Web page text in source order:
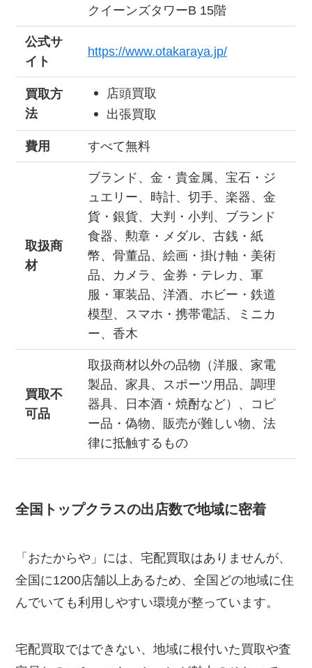
クイーンズタワーB 15階
公式サ
イト
https://www.otakaraya.jp/
買取方
法
店頭買取
出張買取
費用 すべて無料
取扱商
材
ブランド、金・貴金属、宝石・ジ
ュエリー、時計、切手、楽器、金
貨・銀貨、大判・小判、ブランド
食器、勲章・メダル、古銭・紙
幣、骨董品、絵画・掛け軸・美術
品、カメラ、金券・テレカ、軍
服・軍装品、洋酒、ホビー・鉄道
模型、スマホ・携帯電話、ミニカ
ー、香木
買取不
可品
取扱商材以外の品物（洋服、家電
製品、家具、スポーツ用品、調理
器具、日本酒・焼酎など）、コピ
ー品・偽物、販売が難しい物、法
律に抵触するもの
全国トップクラスの出店数で地域に密着
「おたからや」には、宅配買取はありませんが、
全国に1200店舗以上あるため、全国どの地域に住
んでいても利用しやすい環境が整っています。
宅配買取ではできない、地域に根付いた買取や査